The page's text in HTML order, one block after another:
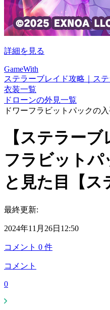
詳細を見る
GameWith
ステラーブレイド攻略｜ス
衣装一覧
ドローンの外見一覧
ドワーフラビットパックの
【ステラー
フラビットパ
と見た目【ス
最終更新:
2024年11月26日12:50
コメント 0 件
コメント
0